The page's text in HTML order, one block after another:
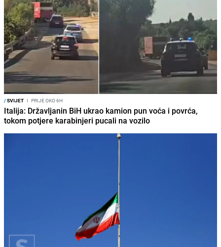
/SVIJET I PRIJE OKO 6H
Italija: Državljanin BiH ukrao kamion pun voća i povrća,
tokom potjere karabinjeri pucali na vozilo